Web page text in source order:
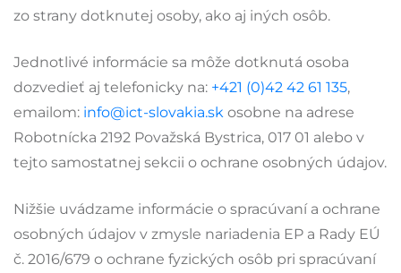
zo strany dotknutej osoby, ako aj iných osôb.
Jednotlivé informácie sa môže dotknutá osoba
dozvedieť aj telefonicky na: +421 (0)42 42 61 135,
emailom: info@ict-slovakia.sk osobne na adrese
Robotnícka 2192 Považská Bystrica, 017 01 alebo v
tejto samostatnej sekcii o ochrane osobných údajov.
Nižšie uvádzame informácie o spracúvaní a ochrane
osobných údajov v zmysle nariadenia EP a Rady EÚ
č. 2016/679 o ochrane fyzických osôb pri spracúvaní